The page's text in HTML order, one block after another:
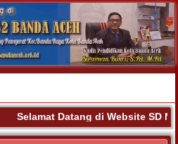
Selamat Datang di Website SD